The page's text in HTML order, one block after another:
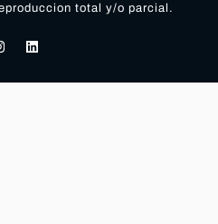
total y/o parcial.